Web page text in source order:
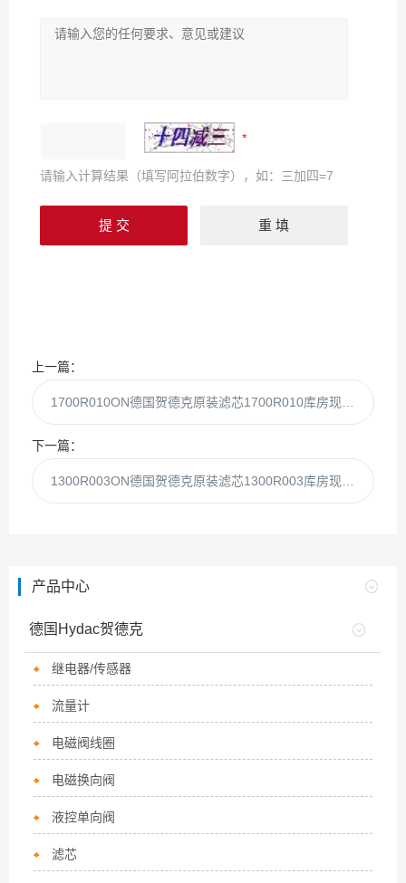
请输入计算结果（填写阿拉伯数字），如：三加四=7
上一篇：
下一篇：
产品中心
德国Hydac贺德克
继电器/传感器
流量计
电磁阀线圈
电磁换向阀
液控单向阀
滤芯